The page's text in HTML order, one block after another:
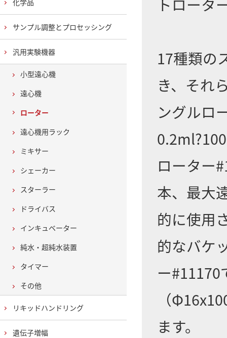
トロータ
17種類の
き、それ
ングルロ
ローター
本、最大
的に使用
的なバケ
ー#11170
（
ます。
化学品
サンプル調整とプロセッシング
汎用実験機器
小型遠心機
遠心機
ローター
遠心機用ラック
ミキサー
シェーカー
スターラー
ドライバス
インキュベーター
純水・超純水装置
タイマー
その他
リキッドハンドリング
遺伝子増幅